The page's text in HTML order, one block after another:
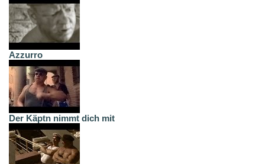
Azzurro
Der Käptn nimmt dich mit